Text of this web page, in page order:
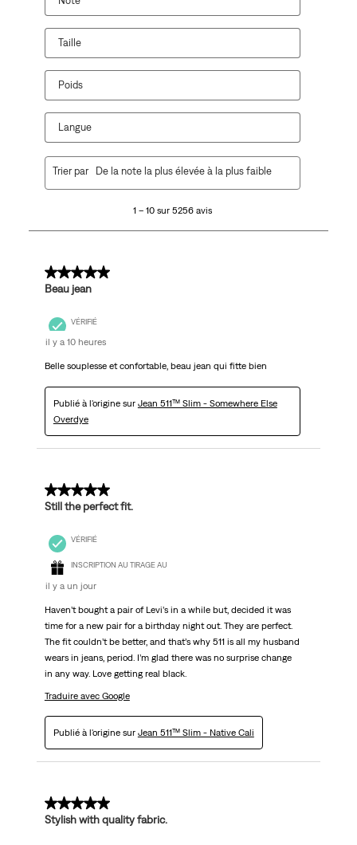
Taille
Poids
Langue
5256
1 – 10 sur 5256 avis
Trier par De la note la plus élevée à la plus faible
5 sur 5 étoiles.
Beau jean
VÉRIFIÉ
il y a 10 heures
Belle souplesse et confortable, beau jean qui fitte bien
Publié à l'origine sur Jean 511™ Slim - Somewhere Else
Overdye
5 sur 5 étoiles.
Still the perfect fit.
VÉRIFIÉ
INSCRIPTION AU TIRAGE AU
il y a un jour
Haven’t bought a pair of Levi’s in a while but, decided it was
time for a new pair for a birthday night out. They are perfect.
The fit couldn’t be better, and that’s why 511 is all my husband
wears in jeans, period. I’m glad there was no surprise change
in any way. Love getting real black.
Traduire avec Google
Publié à l'origine sur Jean 511™ Slim - Native Cali
5 sur 5 étoiles.
Stylish with quality fabric.